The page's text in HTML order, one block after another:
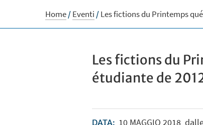
APRI
Home/Eventi /Les fictions du Printemps
Les fictions du
étudiante de
DATA: 10MAGGIO 2018dalle